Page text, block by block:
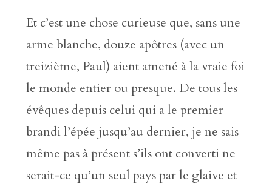
Et c’est une chose curieuse que, sans une
arme blanche, douze apôtres (avec un
treizième, Paul) aient amené à la vraie foi
le monde entier ou presque. De tous les
évêques depuis celui qui a le premier
brandi l’épée jusqu’au dernier, je ne sais
même pas à présent s’ils ont converti ne
serait-ce qu’un seul pays par le glaive et